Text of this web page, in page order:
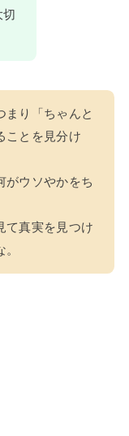
まり「ちゃんと
ことを見分け
がウソやかをち
て真実を見つけ